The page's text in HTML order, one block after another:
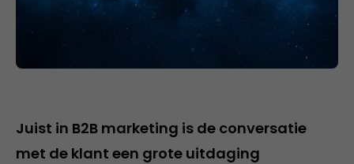
Juist in B2B marketing is de conversatie
met de klant een grote uitdaging